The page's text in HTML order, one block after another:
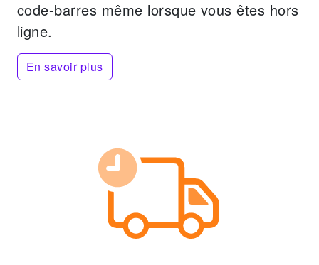
code-barres même lorsque vous êtes hors
ligne.
En savoir plus